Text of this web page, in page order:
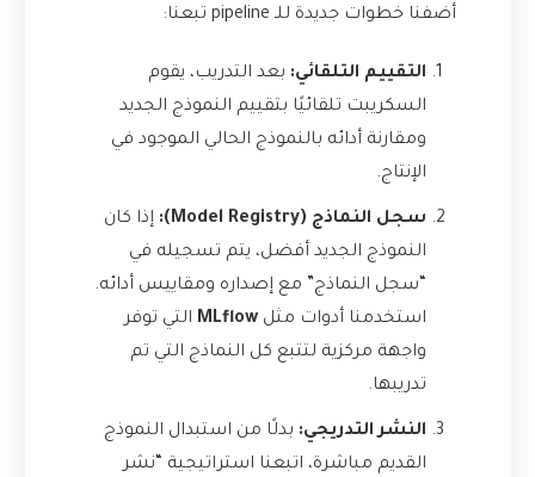
أضفنا خطوات جديدة للـ pipeline تبعنا:
التقييم التلقائي: بعد التدريب، يقوم
السكريبت تلقائيًا بتقييم النموذج الجديد
ومقارنة أدائه بالنموذج الحالي الموجود في
الإنتاج.
سجل النماذج (Model Registry):
إذا كان
النموذج الجديد أفضل، يتم تسجيله في
“سجل النماذج” مع إصداره ومقاييس أدائه.
استخدمنا أدوات مثل MLflow التي توفر
واجهة مركزية لتتبع كل النماذج التي تم
تدريبها.
النشر التدريجي: بدلًا من استبدال النموذج
القديم مباشرة، اتبعنا استراتيجية “نشر